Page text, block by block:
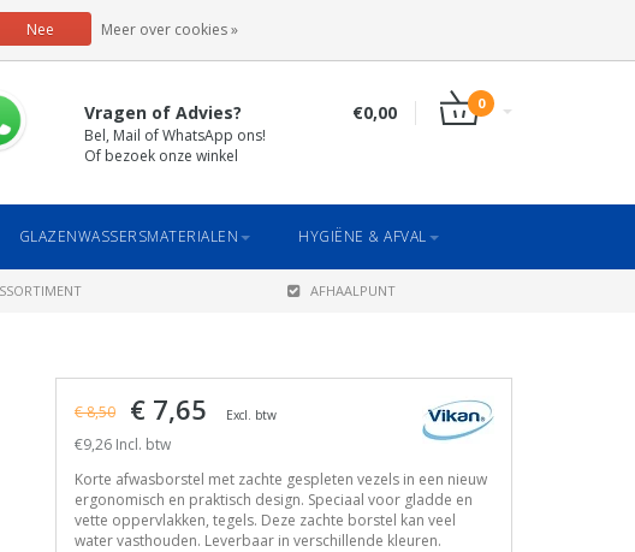
Vragen of Advies?
Bel, Mail of WhatsApp ons!
Of bezoek onze winkel
€0,00 0
GLAZENWASSERSMATERIALEN HYGIËNE & AFVAL
AFHAALPUNT
€ 8,50 € 7,65 Excl. btw
€9,26 Incl. btw
Korte afwasborstel met zachte gespleten vezels in een nieuw
ergonomisch en praktisch design. Speciaal voor gladde en
vette oppervlakken, tegels. Deze zachte borstel kan veel
water vasthouden. Leverbaar in verschillende kleuren.
Nee Meer over cookies »